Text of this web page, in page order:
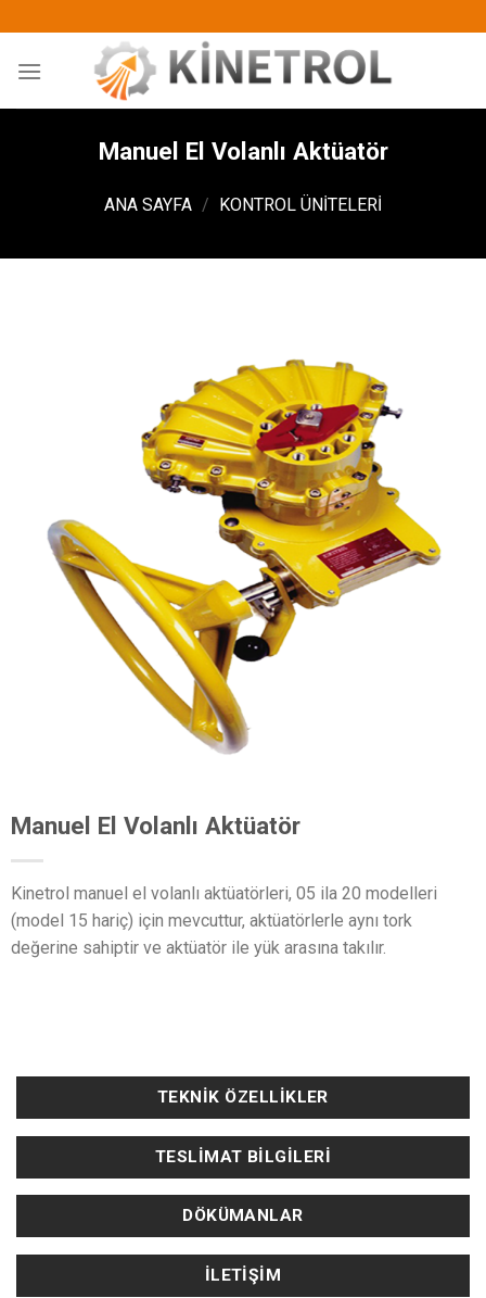
atla
Manuel El Volanlı Aktüatör
ANA SAYFA / KONTROL ÜNITELERI
Manuel El Volanlı Aktüatör
Kinetrol manuel el volanlı aktüatörleri, 05 ila 20 modelleri
(model 15 hariç) için mevcuttur, aktüatörlerle aynı tork
değerine sahiptir ve aktüatör ile yük arasına takılır.
TEKNIK ÖZELLIKLER
TESLIMAT BILGILERI
DÖKÜMANLAR
İLETIŞIM